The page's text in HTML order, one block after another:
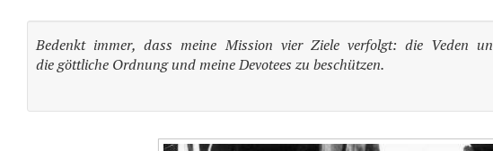
Bedenkt immer, dass meine Mission vier Ziele verfolgt: die Veden
die göttliche Ordnung und meine Devotees zu beschützen.